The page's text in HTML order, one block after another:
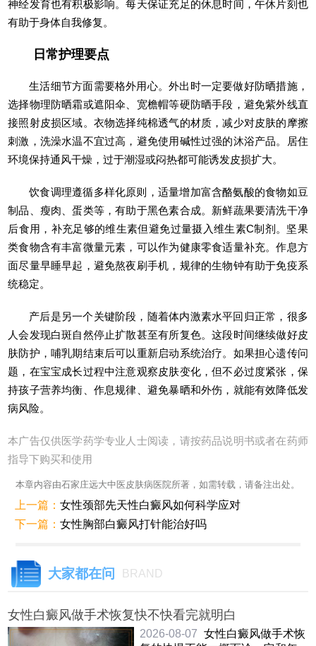
神经发育也有积极影响。每天保证充足的休息时间，午休片刻也
有助于身体自我修复。
日常护理要点
生活细节方面需要格外用心。外出时一定要做好防晒措施，
选择物理防晒霜或遮阳伞、宽檐帽等硬防晒手段，避免紫外线直
接照射皮损区域。衣物选择纯棉透气的材质，减少对皮肤的摩擦
刺激，洗澡水温不宜过高，避免使用碱性过强的沐浴产品。居住
环境保持通风干燥，过于潮湿或闷热都可能诱发皮损扩大。
饮食调理遵循多样化原则，适量增加富含酪氨酸的食物如豆
制品、瘦肉、蛋类等，有助于黑色素合成。新鲜蔬果要清洗干净
后食用，补充足够的维生素但避免过量摄入维生素C制剂。坚果
类食物含有丰富微量元素，可以作为健康零食适量补充。作息方
面尽量早睡早起，避免熬夜刷手机，规律的生物钟有助于免疫系
统稳定。
产后是另一个关键阶段，随着体内激素水平回归正常，很多
人会发现白斑自然停止扩散甚至有所复色。这段时间继续做好皮
肤防护，哺乳期结束后可以重新启动系统治疗。如果担心遗传问
题，在宝宝成长过程中注意观察皮肤变化，但不必过度紧张，保
持孩子营养均衡、作息规律、避免暴晒和外伤，就能有效降低发
病风险。
本广告仅供医学药学专业人士阅读，请按药品说明书或者在药师
指导下购买和使用
本章内容由石家庄远大中医皮肤病医院所著，如需转载，请备注出处。
上一篇：女性颈部先天性白癜风如何科学应对
下一篇：女性胸部白癜风打针能治好吗
大家都在问 BRAND
女性白癜风做手术恢复快不快看完就明白
2026-08-07 女性白癜风做手术恢